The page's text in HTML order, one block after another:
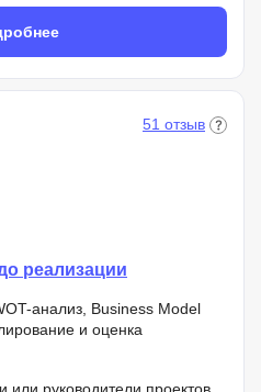
51 отзыв
реализации
анализ, Business Model
и оценка